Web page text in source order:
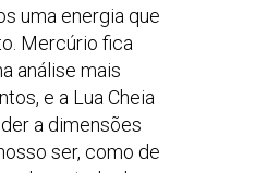
uma energia que
Mercúrio fica
análise mais
e a Lua Cheia
a dimensões
ser, como de